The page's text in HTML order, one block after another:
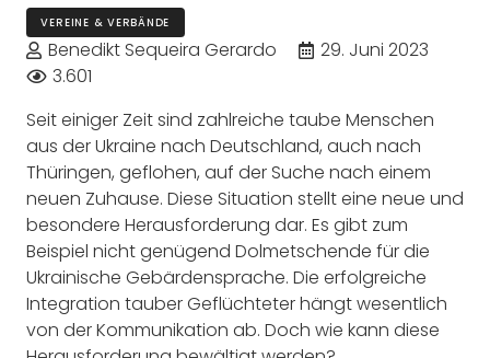
VEREINE & VERBÄNDE
Benedikt Sequeira Gerardo
29. Juni 2023
3.601
Seit einiger Zeit sind zahlreiche taube Menschen
aus der Ukraine nach Deutschland, auch nach
Thüringen, geflohen, auf der Suche nach einem
neuen Zuhause. Diese Situation stellt eine neue und
besondere Herausforderung dar. Es gibt zum
Beispiel nicht genügend Dolmetschende für die
Ukrainische Gebärdensprache. Die erfolgreiche
Integration tauber Geflüchteter hängt wesentlich
von der Kommunikation ab. Doch wie kann diese